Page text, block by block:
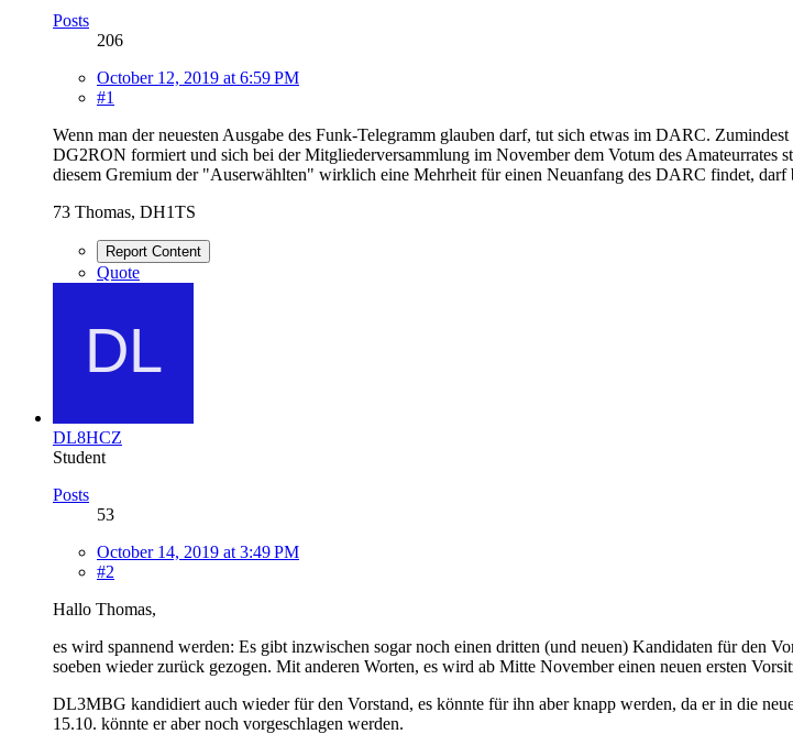
Posts
206
October 12, 2019 at 6:59 PM
#1
Wenn man der neuesten Ausgabe des Funk-Telegramm glauben darf, tut sich etwas im DARC.
DG2RON formiert und sich bei der Mitgliederversammlung im November dem Votum des
diesem Gremium der "Auserwählten" wirklich eine Mehrheit für einen Neuanfang des DARC findet, darf
73 Thomas, DH1TS
Report Content
Quote
DL8HCZ
Student
Posts
53
October 14, 2019 at 3:49 PM
#2
Hallo Thomas,
es wird spannend werden: Es gibt inzwischen sogar noch einen dritten (und neuen) Kandidaten für den
soeben wieder zurück gezogen. Mit anderen Worten, es wird ab Mitte November einen neuen ersten
DL3MBG kandidiert auch wieder für den Vorstand, es könnte für ihn aber knapp werden, da er in die
15.10. könnte er aber noch vorgeschlagen werden.